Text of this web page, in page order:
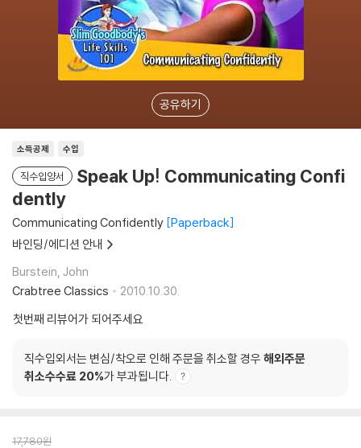
공유하기
소득공제 수입
직수입양서
Speak Up! Communicating Confi
dently
Communicating Confidently Paperback
바인딩/에디션 안내
Burstein, John
Crabtree Classics
2010.10.30.
첫번째 리뷰어가 되어주세요
직수입외서는 변심/착오로 인해 주문을 취소할 경우 해외주문
취소수수료 20%가 부과됩니다.
17,780원